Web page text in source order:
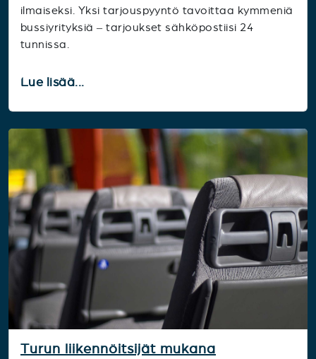
ilmaiseksi. Yksi tarjouspyyntö tavoittaa kymmeniä
bussiyrityksiä – tarjoukset sähköpostiisi 24
tunnissa.
Lue lisää...
Turun liikennöitsijät mukana